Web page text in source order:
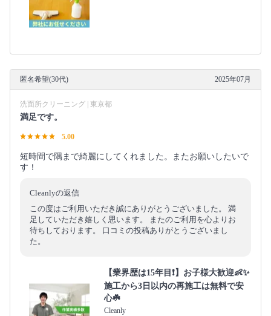
匿名希望(30代) 2025年07月
洗面所クリーニング | 東京都
満足です。
5.00
短時間で隅まで綺麗にしてくれました。またお願いしたいで
す！
Cleanlyの返信
この度はご利用いただき誠にありがとうございました。 満
足していただき嬉しく思います。 またのご利用を心よりお
待ちしております。 口コミの投稿ありがとうございまし
た。
【業界歴は15年目❗️】お子様大歓迎👶✨
施工から3日以内の再施工は無料で安
心☘️
Cleanly